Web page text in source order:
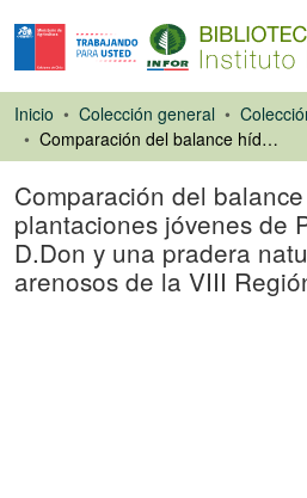
Inicio Colección general
Comparación del balance hídrico de 2 plantaciones jóvenes de Pinus radiata D.Don y una pradera natural en suelos arenosos de la VIII Región, Chile
Comparación del
plantaciones jóvenes de
D.Don y una pradera
arenosos de la VIII